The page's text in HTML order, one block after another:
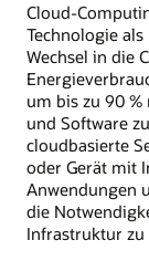
Cloud-
Technologie
Wechsel in die
um bis zu 90
und Software
cloudbasierte
oder Gerät mit
Anwendungen
die
Infrastruktur zu